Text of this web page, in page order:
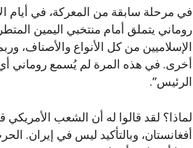
في مرحلة سابقة من المعركة، في أيام
روماني يتملق أمام منتخبي اليمين
الإسلاميين من كل الأنواع والأصناف،
أخرى. في هذه المرة لم يُسمع روماني
الرئيس”.
لماذا؟ لقد قالوا له أن الشعب
أفغانستان، وبالتأكيد ليس في إيران.